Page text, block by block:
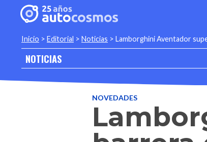
Inicio > Editorial > Noticias > Lamborghini Aventador
NOTICIAS
NOVEDADES